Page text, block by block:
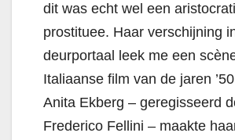
dit was echt wel een
prostituee. Haar verschijning
deurportaal leek me een
Italiaanse film van de jaren ’50
Anita Ekberg – geregisseerd
Frederico Fellini – maakte